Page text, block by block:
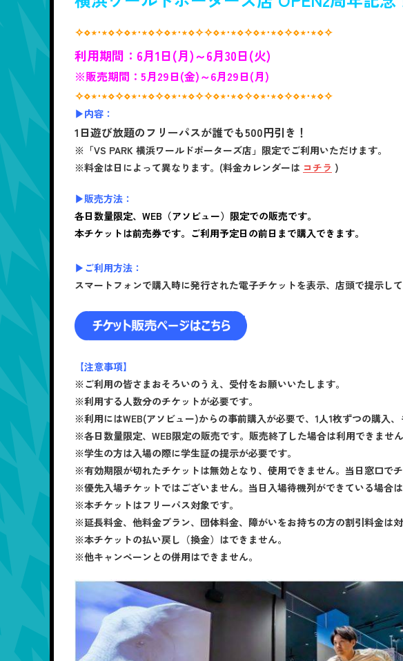
✧⋄⋆⋅⋆⋄✧⋄⋆⋅⋆⋄✧⋄⋆⋅⋆⋄✧✧⋄⋆⋅⋆⋄✧⋄⋆⋅⋆⋄✧⋄⋆⋅⋆⋄✧
利用期間：6月1日(月)～6月30日(火)
※販売期間：5月29日(金)～6月29日(月)
✧⋄⋆⋅⋆⋄✧⋄⋆⋅⋆⋄✧⋄⋆⋅⋆⋄✧✧⋄⋆⋅⋆⋄✧⋄⋆⋅⋆⋄✧⋄⋆⋅⋆⋄✧
▶内容：
1日遊び放題のフリーパスが誰でも500円引き！
※「VS PARK 横浜ワールドポーターズ店」限定でご利用いただけます。
※料金は日によって異なります。(料金カレンダーは コチラ )
▶販売方法：
各日数量限定、WEB（アソビュー）限定での販売です。
本チケットは前売券です。ご利用予定日の前日まで購入できます。
▶ご利用方法：
スマートフォンで購入時に発行された電子チケットを表示、店頭で提示して
【注意事項】
※ご利用の皆さまおそろいのうえ、受付をお願いいたします。
※利用する人数分のチケットが必要です。
※利用にはWEB(アソビュー)からの事前購入が必要で、1人1枚ずつの購入
※各日数量限定、WEB限定の販売です。販売終了した場合は利用できません
※学生の方は入場の際に学生証の提示が必要です。
※有効期限が切れたチケットは無効となり、使用できません。当日窓口でチ
※優先入場チケットではございません。当日入場待機列ができている場合
※本チケットはフリーパス対象です。
※延長料金、他料金プラン、団体料金、障がいをお持ちの方の割引料金は対
※本チケットの払い戻し（換金）はできません。
※他キャンペーンとの併用はできません。